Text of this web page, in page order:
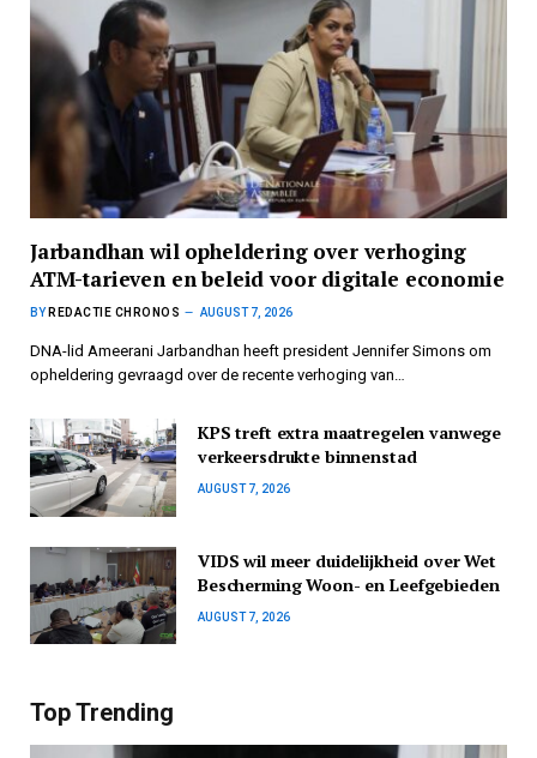
Jarbandhan wil opheldering over verhoging
ATM-tarieven en beleid voor digitale economie
BY REDACTIE CHRONOS AUGUST 7, 2026
DNA-lid Ameerani Jarbandhan heeft president Jennifer Simons om
opheldering gevraagd over de recente verhoging van…
KPS treft extra maatregelen vanwege
verkeersdrukte binnenstad
AUGUST 7, 2026
VIDS wil meer duidelijkheid over Wet
Bescherming Woon- en Leefgebieden
AUGUST 7, 2026
Top Trending